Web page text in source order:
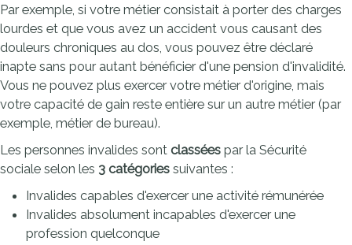
Par exemple, si votre métier consistait à porter des charges
lourdes et que vous avez un accident vous causant des
douleurs chroniques au dos, vous pouvez être déclaré
inapte sans pour autant bénéficier d'une pension d'invalidité.
Vous ne pouvez plus exercer votre métier d'origine, mais
votre capacité de gain reste entière sur un autre métier (par
exemple, métier de bureau).
Les personnes invalides sont classées par la Sécurité
sociale selon les 3 catégories suivantes :
Invalides capables d'exercer une activité rémunérée
Invalides absolument incapables d'exercer une
profession quelconque